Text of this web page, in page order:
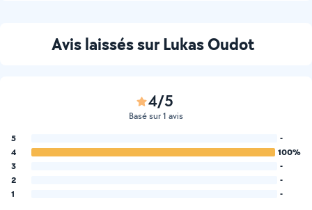
Avis laissés sur Lukas Oudot
4/5
Basé sur 1 avis
5
-
4
100%
3
-
2
-
1
-